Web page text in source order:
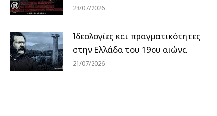
28/07/2026
Ιδεολογίες και πραγματικότητες
στην Ελλάδα του 19ου αιώνα
21/07/2026